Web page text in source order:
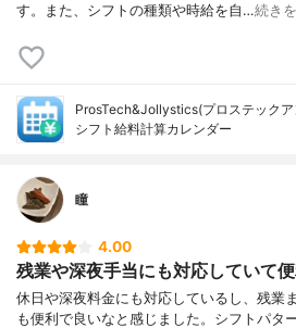
す。また、シフトの種類や時給を自…続き
ProsTech&Jollystics(プロステック
シフト給料計算カレンダー
瞳
4.00
残業や深夜手当にも対応していて便
休日や深夜料金にも対応しているし、残業
も便利で良いなと感じました。シフトパタ